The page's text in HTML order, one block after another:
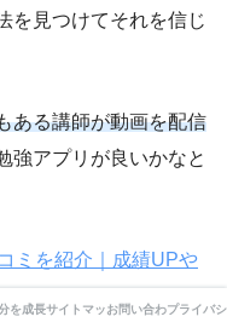
を見つけてそれを信じ
ある講師が動画を配信
強アプリが良いかなと
ミを紹介｜成績UPや
を成長させる心理学
サイトマップお問い合わせプライバ